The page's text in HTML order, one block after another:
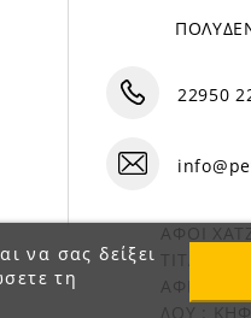
να σας δείξει
τη
22950
ΑΦΟΙ
ΤΙΤΛΟΣ
ΑΦΜ :
ΔΟΥ :